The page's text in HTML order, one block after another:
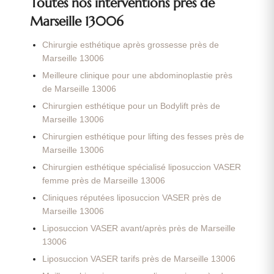
Marseille 13006
Chirurgie esthétique après grossesse près de
Marseille 13006
Meilleure clinique pour une abdominoplastie près
de Marseille 13006
Chirurgien esthétique pour un Bodylift près de
Marseille 13006
Chirurgien esthétique pour lifting des fesses près de
Marseille 13006
Chirurgien esthétique spécialisé liposuccion VASER
femme près de Marseille 13006
Cliniques réputées liposuccion VASER près de
Marseille 13006
Liposuccion VASER avant/après près de Marseille
13006
Liposuccion VASER tarifs près de Marseille 13006